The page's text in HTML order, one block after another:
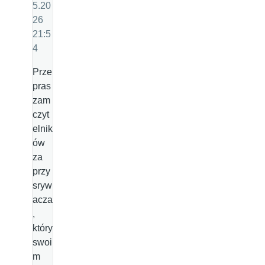
5.20
26
21:5
4
Prze
pras
zam
czyt
elnik
ów
za
przy
sryw
acza
,
który
swoi
m